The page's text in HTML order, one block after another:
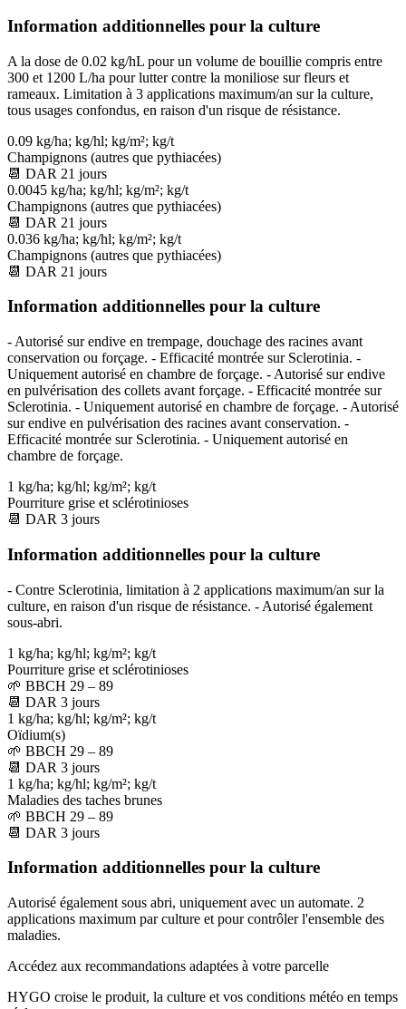
Information additionnelles pour la culture
A la dose de 0.02 kg/hL pour un volume de bouillie compris entre
300 et 1200 L/ha pour lutter contre la moniliose sur fleurs et
rameaux. Limitation à 3 applications maximum/an sur la culture,
tous usages confondus, en raison d'un risque de résistance.
0.09 kg/ha; kg/hl; kg/m²; kg/t
Champignons (autres que pythiacées)
📆 DAR 21 jours
0.0045 kg/ha; kg/hl; kg/m²; kg/t
Champignons (autres que pythiacées)
📆 DAR 21 jours
0.036 kg/ha; kg/hl; kg/m²; kg/t
Champignons (autres que pythiacées)
📆 DAR 21 jours
Information additionnelles pour la culture
- Autorisé sur endive en trempage, douchage des racines avant
conservation ou forçage. - Efficacité montrée sur Sclerotinia. -
Uniquement autorisé en chambre de forçage. - Autorisé sur endive
en pulvérisation des collets avant forçage. - Efficacité montrée sur
Sclerotinia. - Uniquement autorisé en chambre de forçage. - Autorisé
sur endive en pulvérisation des racines avant conservation. -
Efficacité montrée sur Sclerotinia. - Uniquement autorisé en
chambre de forçage.
1 kg/ha; kg/hl; kg/m²; kg/t
Pourriture grise et sclérotinioses
📆 DAR 3 jours
Information additionnelles pour la culture
- Contre Sclerotinia, limitation à 2 applications maximum/an sur la
culture, en raison d'un risque de résistance. - Autorisé également
sous-abri.
1 kg/ha; kg/hl; kg/m²; kg/t
Pourriture grise et sclérotinioses
🌱 BBCH 29 – 89
📆 DAR 3 jours
1 kg/ha; kg/hl; kg/m²; kg/t
Oïdium(s)
🌱 BBCH 29 – 89
📆 DAR 3 jours
1 kg/ha; kg/hl; kg/m²; kg/t
Maladies des taches brunes
🌱 BBCH 29 – 89
📆 DAR 3 jours
Information additionnelles pour la culture
Autorisé également sous abri, uniquement avec un automate. 2
applications maximum par culture et pour contrôler l'ensemble des
maladies.
Accédez aux recommandations adaptées à votre parcelle
HYGO croise le produit, la culture et vos conditions météo en temps